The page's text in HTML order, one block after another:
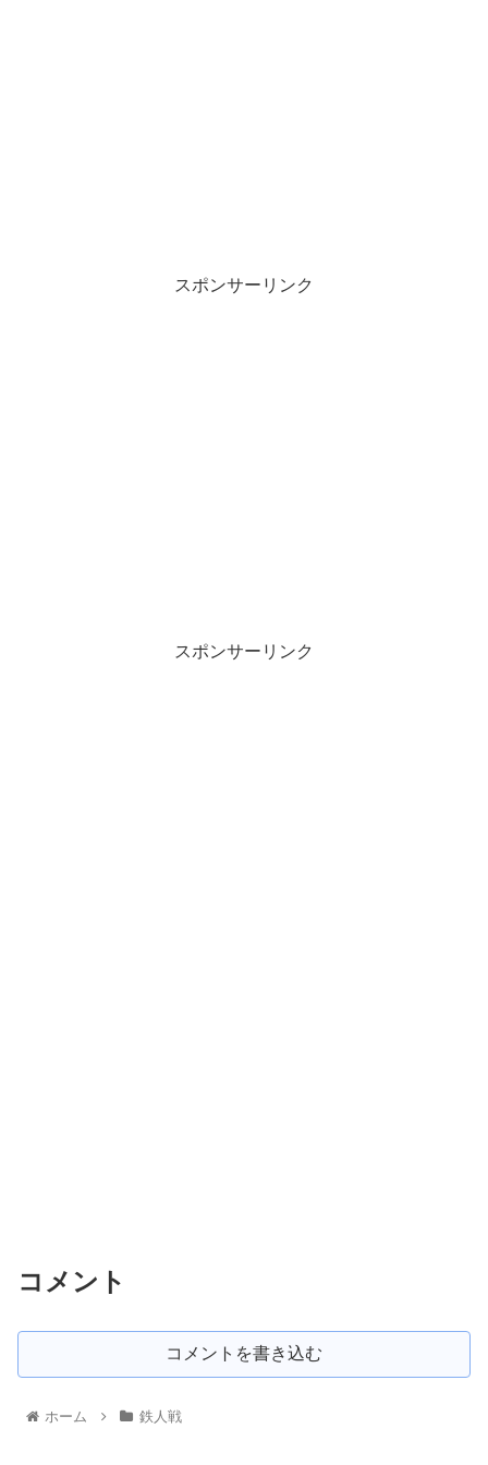
スポンサーリンク
スポンサーリンク
コメント
コメントを書き込む
ホーム 鉄人戦